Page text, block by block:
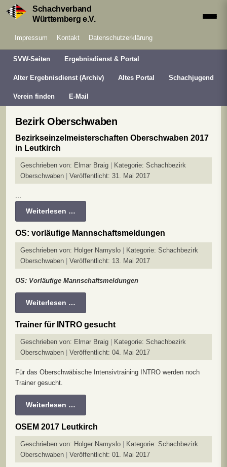
Schachverband
Württemberg e.V.
Impressum Kontakt Datenschutzerklärung
SVW-Seiten Ergebnisdienst & Portal
Alter Ergebnisdienst (Archiv) Altes Portal Schachjugend
Verein finden E-Mail
Bezirk Oberschwaben
Bezirkseinzelmeisterschaften Oberschwaben 2017
in Leutkirch
Geschrieben von: Elmar Braig Kategorie: Schachbezirk
Oberschwaben
Veröffentlicht: 31. Mai 2017
...
Weiterlesen …
OS: vorläufige Mannschaftsmeldungen
Geschrieben von: Holger Namyslo Kategorie: Schachbezirk
Oberschwaben
Veröffentlicht: 13. Mai 2017
OS: Vorläufige Mannschaftsmeldungen
Weiterlesen …
Trainer für INTRO gesucht
Geschrieben von: Elmar Braig Kategorie: Schachbezirk
Oberschwaben
Veröffentlicht: 04. Mai 2017
Für das Oberschwäbische Intensivtraining INTRO werden noch
Trainer gesucht.
Weiterlesen …
OSEM 2017 Leutkirch
Geschrieben von: Holger Namyslo Kategorie: Schachbezirk
Oberschwaben
Veröffentlicht: 01. Mai 2017